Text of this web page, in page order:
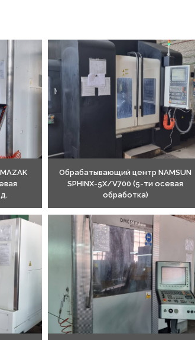
Обрабатывающий центр NAMSUN
SPHINX-5X/V700 (5-ти осевая
обработка)